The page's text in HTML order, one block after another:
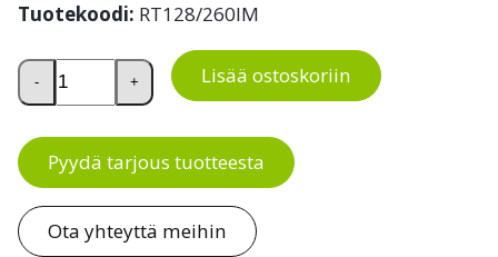
Tuotekoodi: RT128/260IM
Kokoontaittuva nokkakärry 100 kg määrä
- + Lisää ostoskoriin
Pyydä tarjous tuotteesta
Ota yhteyttä meihin